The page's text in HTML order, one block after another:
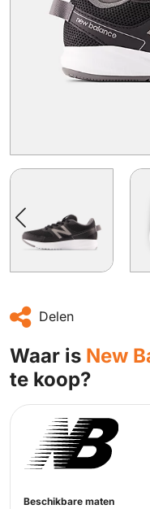
Delen
Waar is New
te koop?
Beschikbare maten